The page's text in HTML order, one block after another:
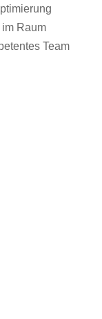
Raum
Team